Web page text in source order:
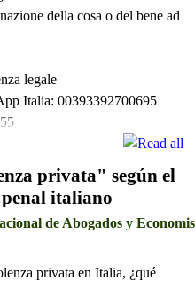
della cosa o del bene ad
legale
Italia: 00393392700695
privata" según el
italiano
de Abogados y
privata en Italia, ¿qué